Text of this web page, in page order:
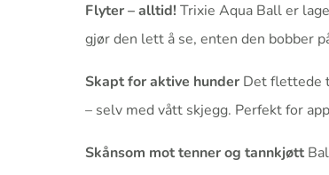
Flyter – alltid! Trixie Aqua Ball er
gjør den lett å se, enten den bobber
Skapt for aktive hunder Det flettede
– selv med vått skjegg. Perfekt for
Skånsom mot tenner og tannkjøtt